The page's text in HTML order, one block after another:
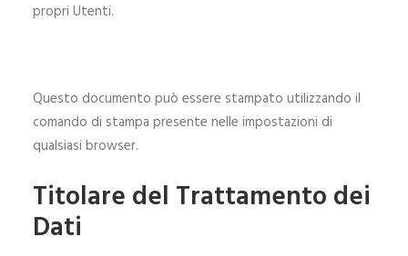
propri Utenti.
Questo documento può essere stampato utilizzando il
comando di stampa presente nelle impostazioni di
qualsiasi browser.
Titolare del Trattamento dei
Dati